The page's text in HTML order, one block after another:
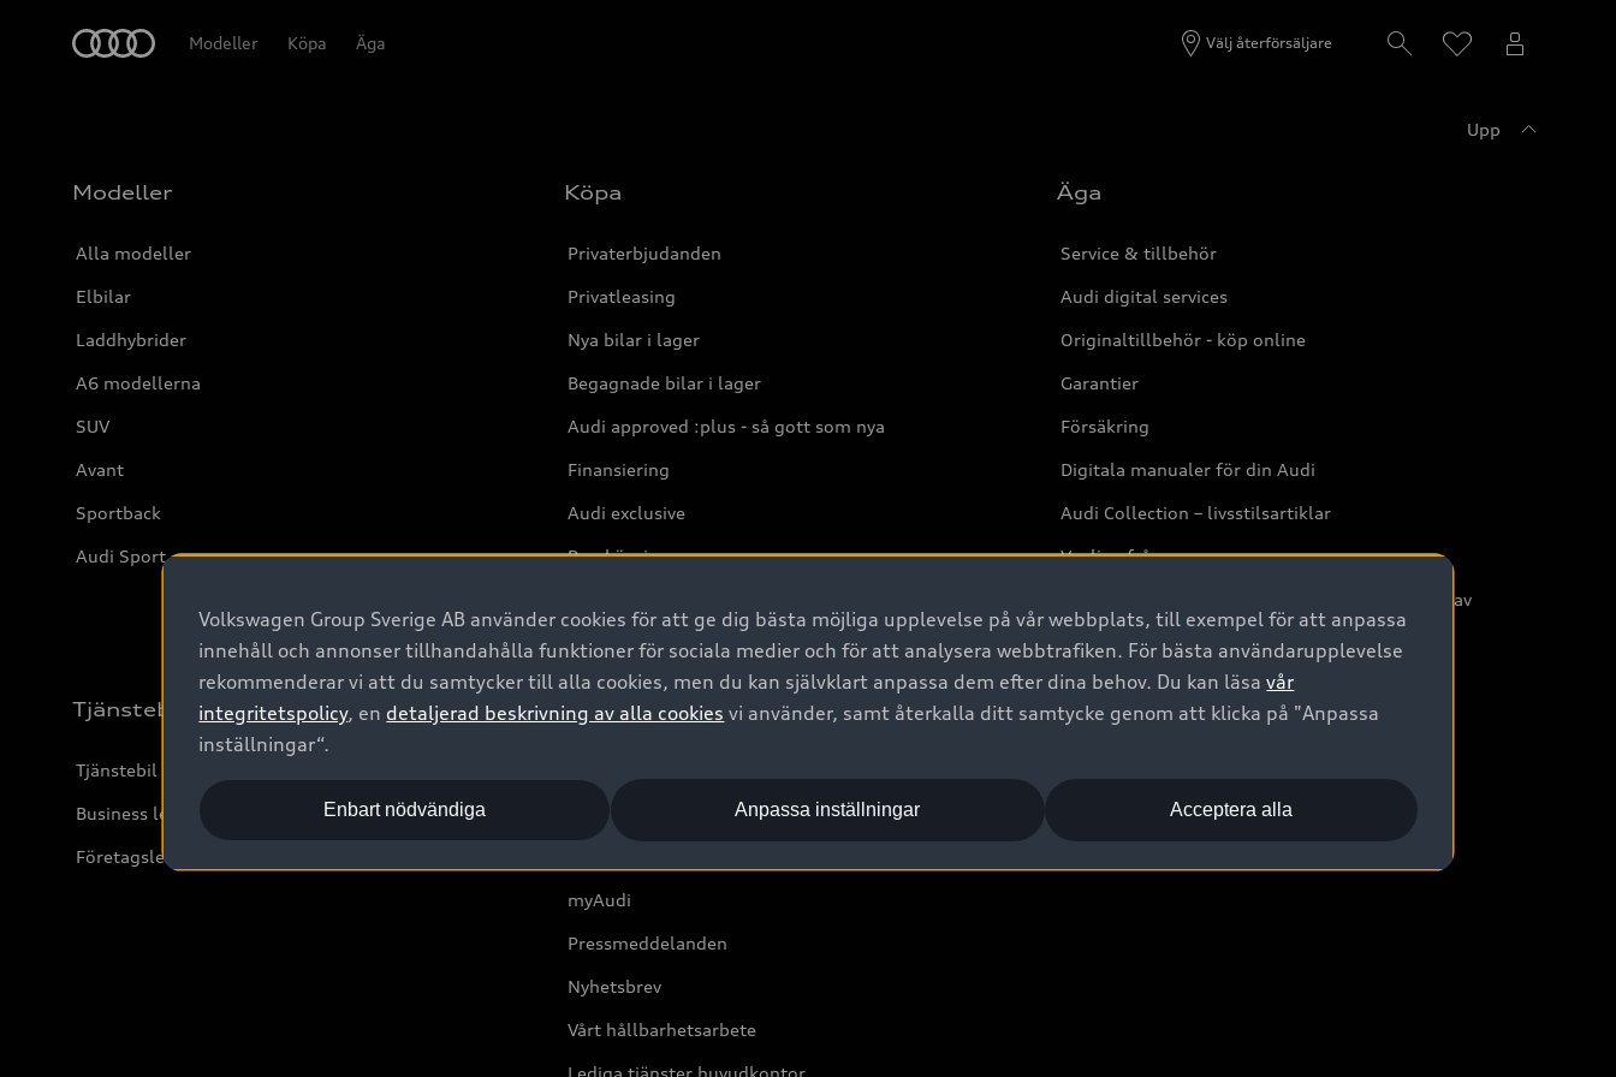
Modeller Köpa Äga Välj återförsäljare
Upp
Modeller
Alla modeller
Elbilar
Laddhybrider
A6 modellerna
SUV
Avant
Sportback
Audi Sport
Köpa
Privaterbjudanden
Privatleasing
Nya bilar i lager
Begagnade bilar i lager
Audi approved :plus - så gott som nya
Finansiering
Audi exclusive
Provkörning
Äga
Service & tillbehör
Audi digital services
Originaltillbehör - köp online
Garantier
Försäkring
Digitala manualer för din Audi
Audi Collection – livsstilsartiklar
Vanliga frågor
2G/3G nätet stängs ned - Hur påverkas min bil av
detta?
Tjänstebil
Tjänstebil
Business lease online
Företagsleasing
Om Audi Sverige
Boka Service online
myAudi
Pressmeddelanden
Nyhetsbrev
Vårt hållbarhetsarbete
Lediga tjänster huvudkontor
Volkswagen Group Sverige AB använder cookies för att ge dig bästa möjliga upplevelse på vår webbplats, till exempel för att anpassa
innehåll och annonser tillhandahålla funktioner för sociala medier och för att analysera webbtrafiken. För bästa användarupplevelse
rekommenderar vi att du samtycker till alla cookies, men du kan självklart anpassa dem efter dina behov. Du kan läsavår
integritetspolicy, en detaljerad beskrivning av alla cookies vi använder, samt återkalla ditt samtycke genom att klicka på "Anpassa
inställningar“.
Acceptera alla
Enbart nödvändiga Anpassa inställningar